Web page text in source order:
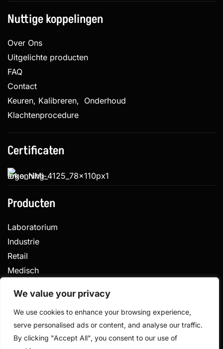
We value your privacy
We use cookies to enhance your browsing experience,
serve personalised ads or content, and analyse our traffic.
By clicking "Accept All", you consent to our use of
Nuttige koppelingen
Over Ons
Uitgelichte producten
FAQ
Contact
Keuren, Kalibreren, Onderhoud
Klachtenprocedure
Certificaten
Producten
Laboratorium
Industrie
Retail
Medisch
Privacy Algemene voorwaarden